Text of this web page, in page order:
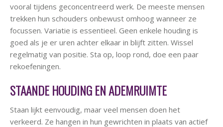
vooral tijdens geconcentreerd werk. De meeste mensen
trekken hun schouders onbewust omhoog wanneer ze
focussen. Variatie is essentieel. Geen enkele houding is
goed als je er uren achter elkaar in blijft zitten. Wissel
regelmatig van positie. Sta op, loop rond, doe een paar
rekoefeningen.
STAANDE HOUDING EN ADEMRUIMTE
Staan lijkt eenvoudig, maar veel mensen doen het
verkeerd. Ze hangen in hun gewrichten in plaats van actief